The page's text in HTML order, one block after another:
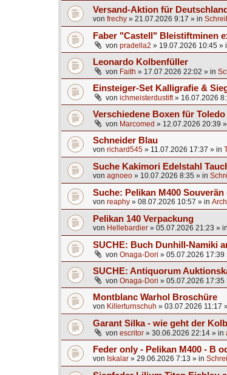
Versand-Aktion für Deutschland
von frechy » 21.07.2026 9:17 » in
Faber "Castell" Bleistiftminen
von pradella2 » 19.07.2026 10:45 »
Leonardo Kolbenfüller
von Faith » 17.07.2026 22:02 » in
Einsteiger-Set Kalligrafie &
von ichmeisterdustift» 16.07.2026
Verschiedene Boxen für Toledo
von Marcomed » 12.07.2026 20:39
Schneider Blau
von richard545 » 11.07.2026 17:37 » in
Suche Kakimori Edelstahl
von agnoeo » 10.07.2026 8:35 » in
Suche: Pelikan M400 Souverän
von reaphy » 08.07.2026 10:57 » in
Pelikan 140 Verpackung
von Hellebardier » 05.07.2026 21:23 » in
SUCHE: Buch Dunhill-Namiki
von Onaga-Dori » 05.07.2026 17:39
SUCHE: Antiquorum
von Onaga-Dori » 05.07.2026 17:35
Montblanc Warhol Broschüre
von Killerturnschuh » 03.07.2026 11:17
Garant Silka - wie geht der
von escritor » 30.06.2026 22:14 » in
Feder only - Pelikan M400 - B
von Iskalar » 29.06.2026 7:13 » in